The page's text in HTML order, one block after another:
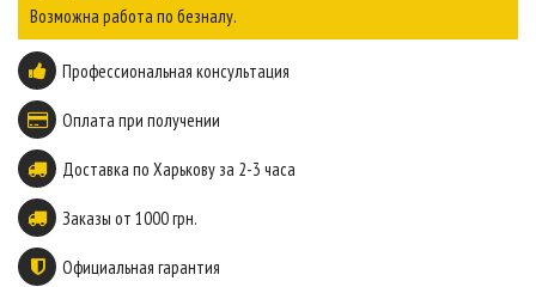
Возможна работа по безналу.
Профессиональная консультация
Оплата при получении
Доставка по Харькову за 2-3 часа
Заказы от 1000 грн.
Официальная гарантия